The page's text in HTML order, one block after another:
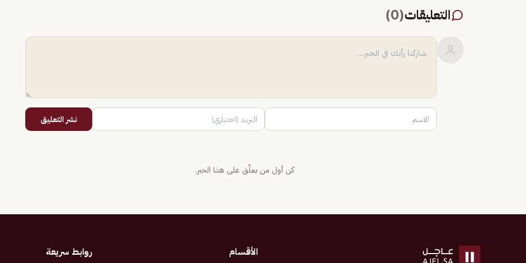
التعليقات(
0
)
نشر التعليق
كن أول من يعلّق على هذا الخبر.
الأقسام روابط سريعة